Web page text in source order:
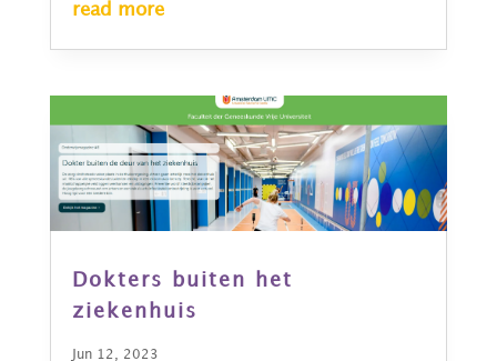
read more
Dokters buiten het
ziekenhuis
Jun 12, 2023